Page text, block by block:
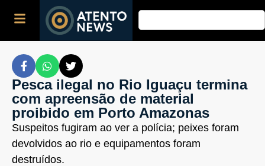
Pesca ilegal no Rio Iguaçu termina
com apreensão de material
proibido em Porto Amazonas
Suspeitos fugiram ao ver a polícia; peixes foram
devolvidos ao rio e equipamentos foram
destruídos.